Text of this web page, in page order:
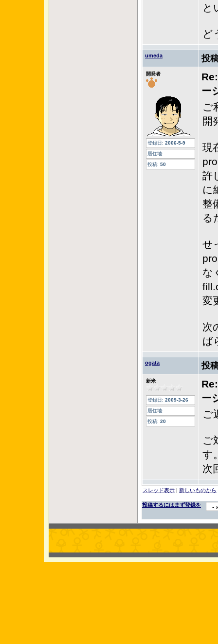
と
ど
umeda 投
開発者
登録日: 2006-5-9
居住地:
投稿: 50
ー
ご
開
現
許
に
整
る
せ
な
変
次
ば
ogata 投
新米
登録日: 2009-3-26
居住地:
投稿: 20
ー
ご
ご
す
次
スレッド表示 | 新しいものから
投稿するにはまず登録を